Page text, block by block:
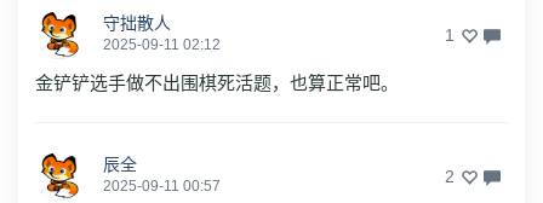
守拙散人
2025-09-11 02:12 1
金铲铲选手做不出围棋死活题，也算正常吧。
辰全
2025-09-11 00:57 2